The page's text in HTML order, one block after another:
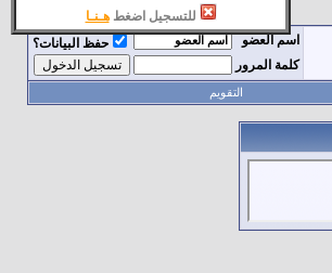
للتسجيل اضغط هـنـا
اسم العضو
حفظ البيانات؟
كلمة المرور
التقويم